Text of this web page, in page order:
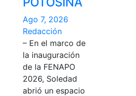
Ago 7, 2026
Redacción
– En el marco de
la inauguración
de la FENAPO
2026, Soledad
abrió un espacio